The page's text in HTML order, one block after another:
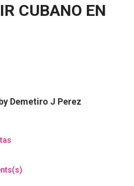
CUBANO EN
Demetiro J Perez